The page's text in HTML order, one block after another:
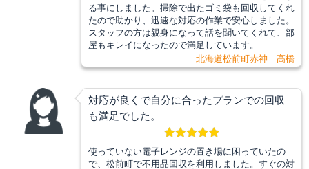
る事にしました。掃除で出たゴミ袋も回収してくれ
たので助かり、迅速な対応の作業で安心しました。
スタッフの方は親身になって話を聞いてくれて、部
屋もキレイになったので満足しています。
北海道松前町赤神 高橋
対応が良くで自分に合ったプランでの回収
も満足でした。
使っていない電子レンジの置き場に困っていたの
で、松前町で不用品回収を利用しました。すぐの対